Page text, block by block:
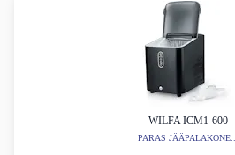
WILFA ICM1-600
PARAS JÄÄPALAKONE...